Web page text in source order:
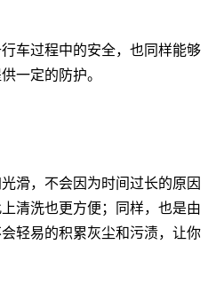
车过程中的安全，也同样能够
一定的防护。
滑，不会因为时间过长的原因
清洗也更方便；同样，也是由
轻易的积累灰尘和污渍，让你